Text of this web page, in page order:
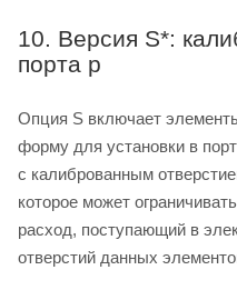
10. Версия S*:
порта p
Опция S включает
форму для установки в
с калиброванным
которое может
расход, поступающий в
отверстий данных